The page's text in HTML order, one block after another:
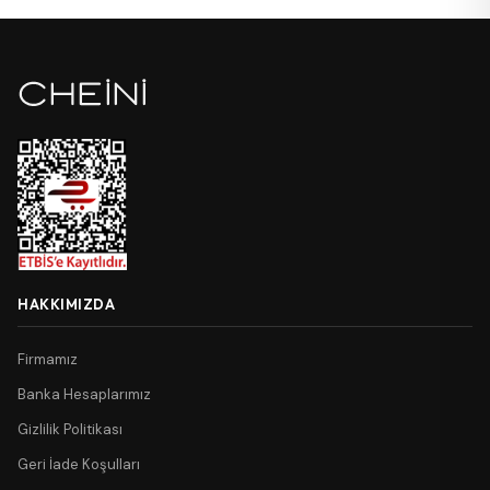
HAKKIMIZDA
Firmamız
Banka Hesaplarımız
Gizlilik Politikası
Geri İade Koşulları